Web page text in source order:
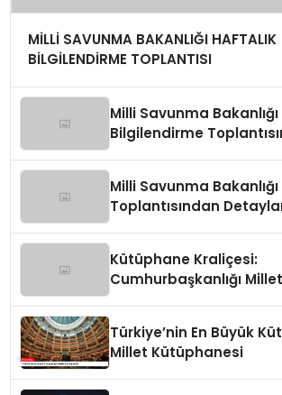
MİLLİ SAVUNMA BAKANLIĞI HAFTALIK
BİLGİLENDİRME TOPLANTISI
Milli Savunma
Bilgilendirme
Milli Savunma Bakanlığı
Toplantısından
Kütüphane Kraliçesi:
Cumhurbaşkanlığı
Türkiye’nin En Büyük
Millet Kütüphanesi